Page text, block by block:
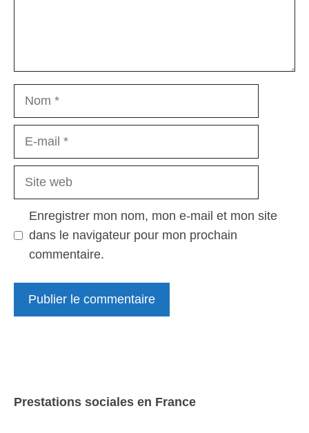
Nom
Site
Enregistrer mon nom, mon e-mail et mon site
dans le navigateur pour mon prochain
commentaire.
Prestations sociales en France